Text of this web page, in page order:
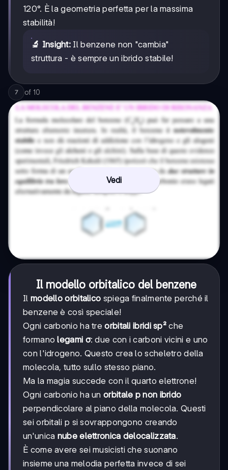
120°. È la geometria perfetta per la massima
stabilità!
🔬 Insight: Il benzene non "cambia"
struttura - è sempre un ibrido stabile!
7 of 10
Vedi
Il modello orbitalico del benzene
Il modello orbitalico spiega finalmente perché il
benzene è così speciale!
Ogni carbonio ha treorbitali ibridi sp² che
formanolegami σ: due con i carboni vicini e uno
con l'idrogeno. Questo crea lo scheletro della
molecola, tutto sullo stesso piano.
Ma la magia succede con il quarto elettrone!
Ogni carbonio ha unorbitale p non ibrido
perpendicolare al piano della molecola. Questi
sei orbitali p si sovrappongono creando
un'unica nube elettronica delocalizzata.
È come avere sei musicisti che suonano
insieme una melodia perfetta invece di sei